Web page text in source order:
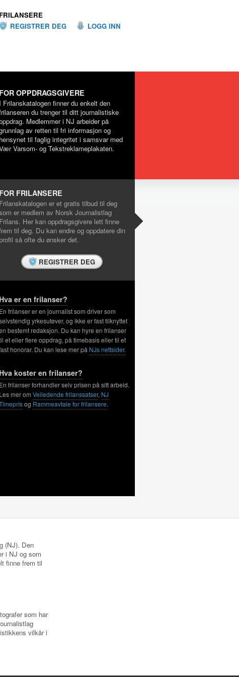
FRILANSERE
REGISTRER DEG
LOGG INN
FOR OPPDRAGSGIVERE
I Frilanskatalogen finner du enkelt den
du trenger til ditt journalistiske
Medlemmer i NJ arbeider på
av retten til fri informasjon og
hensynet til faglig integritet i samsvar med
Varsom- og Tekstreklameplakaten.
FOR FRILANSERE
Frilanskatalogen er et gratis tilbud til deg
er medlem av Norsk Journalistlag
Frilans. Her kan oppdragsgivere lett finne
til deg. Du kan endre og oppdatere din
så ofte du ønsker det.
REGISTRER DEG
Hva er en frilanser?
En frilanser er en journalist som driver som
yrkesutøver, og ikke er fast tilknyttet
bestemt redaksjon. Du kan hyre en frilanser
et eller flere oppdrag, på timebasis eller til et
honorar. Du kan lese mer på NJs nettsider.
Hva koster en frilanser?
En frilanser forhandler selv prisen på sitt arbeid.
Les mer om Veiledende frilanssatser, NJ
og Rammeavtale for frilansere.
(NJ). Den
i NJ og som
finne frem til
som har
vilkår i